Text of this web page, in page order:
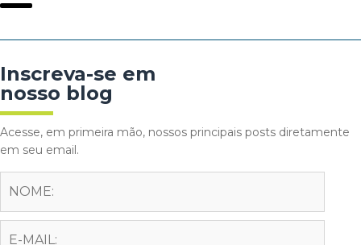
Inscreva-se em
nosso blog
Acesse, em primeira mão, nossos principais posts diretamente
em seu email.